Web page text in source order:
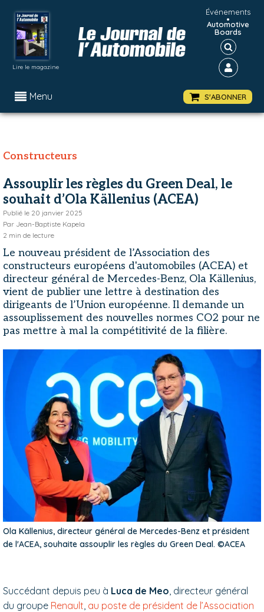
Lire le magazine
Événements
•
Automotive
Boards
Menu S'ABONNER
Constructeurs
Assouplir les règles du Green Deal, le
souhait d’Ola Källenius (ACEA)
Publié le 20 janvier 2025
Par Jean-Baptiste Kapela
2 min de lecture
Le nouveau président de l’Association des
constructeurs européens d'automobiles (ACEA) et
directeur général de Mercedes-Benz, Ola Källenius,
vient de publier une lettre à destination des
dirigeants de l’Union européenne. Il demande un
assouplissement des nouvelles normes CO2 pour ne
pas mettre à mal la compétitivité de la filière.
Ola Källenius, directeur général de Mercedes-Benz et président
de l'ACEA, souhaite assouplir les règles du Green Deal. ©ACEA
Succédant depuis peu à Luca de Meo , directeur général
du groupe Renault au poste de président de l’Association